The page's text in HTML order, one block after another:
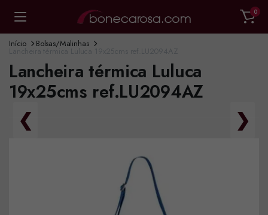
0
Início Bolsas/Malinhas
Lancheira térmica Luluca 19x25cms ref.LU2094AZ
Lancheira térmica Luluca
19x25cms ref.LU2094AZ
❮ ❯